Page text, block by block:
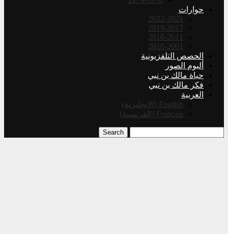
حوارات
2022-2021
2019-2017
2016-2011
2010-2001
الحصص التلفزيونية
ألبوم الصور
حياة مالك بن نبي
فكر مالك بن نبي
العربية
English
( الإنجليزية)
Français
( الفرنسية)
Search